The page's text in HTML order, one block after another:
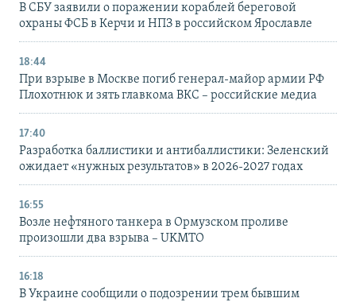
В СБУ заявили о поражении кораблей береговой
охраны ФСБ в Керчи и НПЗ в российском Ярославле
18:44
При взрыве в Москве погиб генерал-майор армии РФ
Плохотнюк и зять главкома ВКС – российские медиа
17:40
Разработка баллистики и антибаллистики: Зеленский
ожидает «нужных результатов» в 2026-2027 годах
16:55
Возле нефтяного танкера в Ормузском проливе
произошли два взрыва – UKMTO
16:18
В Украине сообщили о подозрении трем бывшим